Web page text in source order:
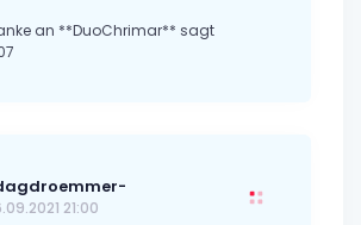
an **DuoChrimar** sagt
21:00